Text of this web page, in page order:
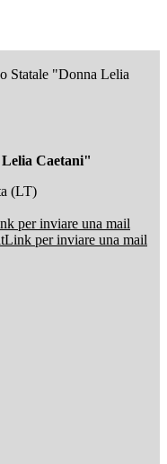
Statale "Donna Lelia
Caetani"
(LT)
per inviare una mail
Link per inviare una mail